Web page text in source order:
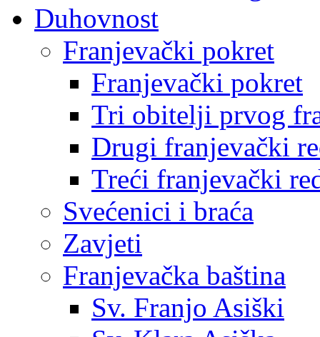
Duhovnost
Franjevački pokret
Franjevački pokret
Tri obitelji prvog
Drugi franjevački
Treći franjevački
Svećenici i braća
Zavjeti
Franjevačka baština
Sv. Franjo Asiški